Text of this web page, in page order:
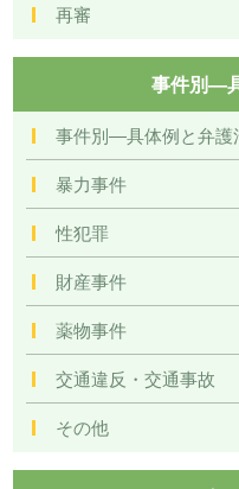
再審
事件別―
事件別―具体例と弁護
暴力事件
性犯罪
財産事件
薬物事件
交通違反・交通事故
その他